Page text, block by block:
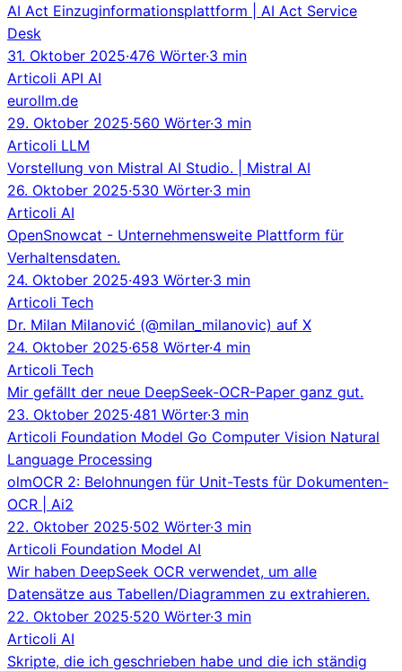
AI Act Einzuginformationsplattform | AI Act Service
Desk
31. Oktober 2025·476 Wörter·3 min
Articoli API AI
eurollm.de
29. Oktober 2025·560 Wörter·3 min
Articoli LLM
Vorstellung von Mistral AI Studio. | Mistral AI
26. Oktober 2025·530 Wörter·3 min
Articoli AI
OpenSnowcat - Unternehmensweite Plattform für
Verhaltensdaten.
24. Oktober 2025·493 Wörter·3 min
Articoli Tech
Dr. Milan Milanović (@milan_milanovic) auf X
24. Oktober 2025·658 Wörter·4 min
Articoli Tech
Mir gefällt der neue DeepSeek-OCR-Paper ganz gut.
23. Oktober 2025·481 Wörter·3 min
Articoli Foundation Model Go Computer Vision Natural
Language Processing
olmOCR 2: Belohnungen für Unit-Tests für Dokumenten-
OCR | Ai2
22. Oktober 2025·502 Wörter·3 min
Articoli Foundation Model AI
Wir haben DeepSeek OCR verwendet, um alle
Datensätze aus Tabellen/Diagrammen zu extrahieren.
22. Oktober 2025·520 Wörter·3 min
Articoli AI
Skripte, die ich geschrieben habe und die ich ständig